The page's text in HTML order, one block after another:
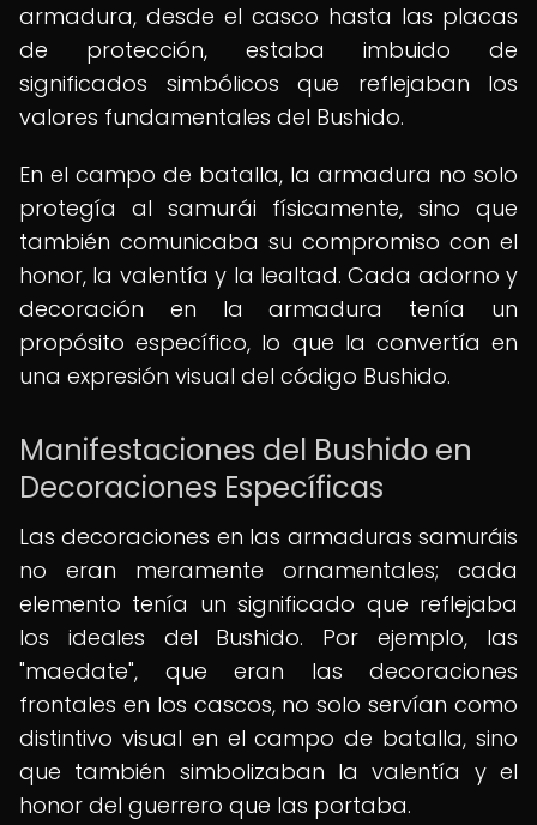
armadura, desde el casco hasta las placas
de protección, estaba imbuido de
significados simbólicos que reflejaban los
valores fundamentales del Bushido.
En el campo de batalla, la armadura no solo
protegía al samurái físicamente, sino que
también comunicaba su compromiso con el
honor, la valentía y la lealtad. Cada adorno y
decoración en la armadura tenía un
propósito específico, lo que la convertía en
una expresión visual del código Bushido.
Manifestaciones del Bushido en
Decoraciones Específicas
Las decoraciones en las armaduras samuráis
no eran meramente ornamentales; cada
elemento tenía un significado que reflejaba
los ideales del Bushido. Por ejemplo, las
"maedate", que eran las decoraciones
frontales en los cascos, no solo servían como
distintivo visual en el campo de batalla, sino
que también simbolizaban la valentía y el
honor del guerrero que las portaba.